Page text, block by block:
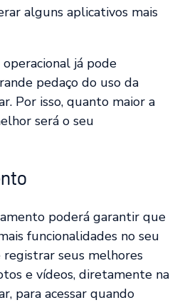
alguns aplicativos mais
já pode
pedaço do uso da
Por isso, quanto maior a
será o seu
poderá garantir que
funcionalidades no seu
seus melhores
e vídeos, diretamente na
para acessar quando